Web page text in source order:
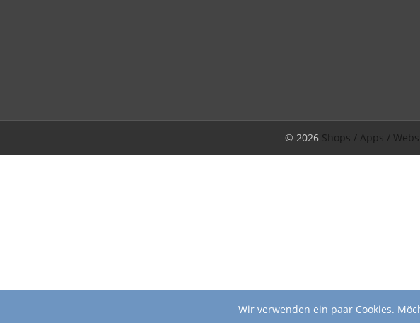
© 2026 Shops / Apps / Webs
Wir verwenden ein paar Cookies.